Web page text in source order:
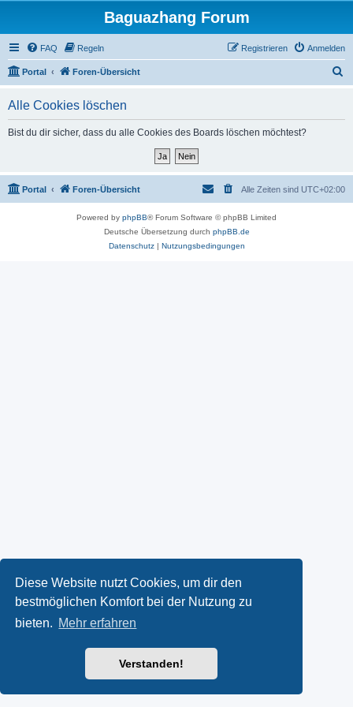
Diese Website nutzt Cookies, um dir den
bestmöglichen Komfort bei der Nutzung zu
bieten. Mehr erfahren
Verstanden!
Baguazhang Forum
FAQ Regeln Anmelden
Registrieren
Portal Foren-Übersicht
Alle Cookies löschen
Bist du dir sicher, dass du alle Cookies des Boards löschen möchtest?
Portal Foren-Übersicht Alle Zeiten sind UTC+02:00
Powered by phpBB® Forum Software © phpBB Limited
Deutsche Übersetzung durch phpBB.de
Datenschutz| Nutzungsbedingungen